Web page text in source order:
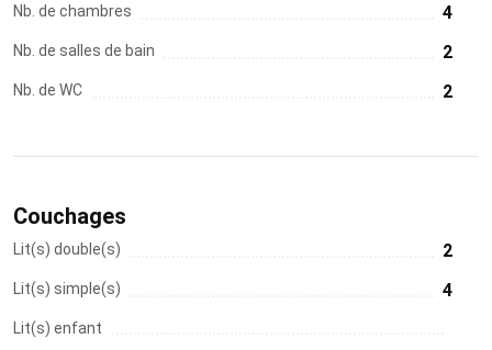
Nb. de chambres 4
Nb. de salles de bain 2
Nb. de WC 2
Couchages
Lit(s) double(s) 2
Lit(s) simple(s) 4
Lit(s) enfant